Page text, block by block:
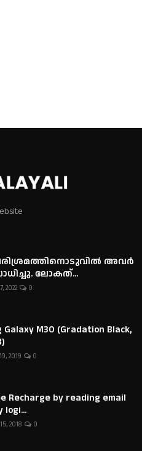
അവർ
ലോകത്...
2022 0
Galaxy M30 (Gradation Black,
2019 0
Recharge by reading email
logi...
2018 0